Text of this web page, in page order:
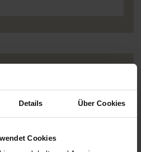
Details Über Cookies
Cookies
nicht zurückgesendet